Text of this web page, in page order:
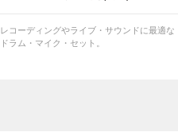
レコーディングやライブ・サウンドに最適な
ドラム・マイク・セット。